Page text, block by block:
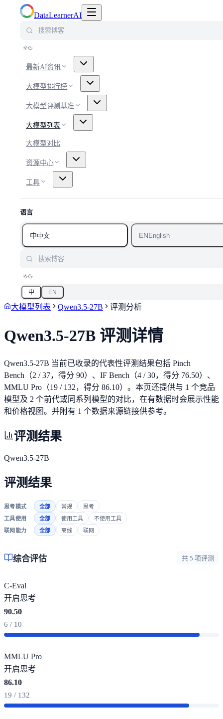
DataLearnerAI
最新AI资讯
大模型排行榜
大模型评测基准
大模型列表
大模型对比
资源中心
工具
语言
中中文 ENEnglish
中 EN
大模型列表 Qwen3.5-27B 评测分析
Qwen3.5-27B 评测详情
Qwen3.5-27B 当前已收录的代表性评测结果包括 Pinch
Bench（2 / 37，得分 90）、IF Bench（4 / 30，得分 76.50）、
MMLU Pro（19 / 132，得分 86.10）。本页还提供与 1 个竞品
模型及 2 个前代或同系列模型的对比，在有数据时会展示性能
和价格视图。并附有 1 个数据来源链接供参考。
评测结果
Qwen3.5-27B
评测结果
思考模式 全部 常规
思考
工具使用
全部 使用工具
不使用工具
联网能力
全部 离线 联网
综合评估 共 5 项评测
C-Eval
开启思考
90.50
6 / 10
MMLU Pro
开启思考
86.10
19 / 132